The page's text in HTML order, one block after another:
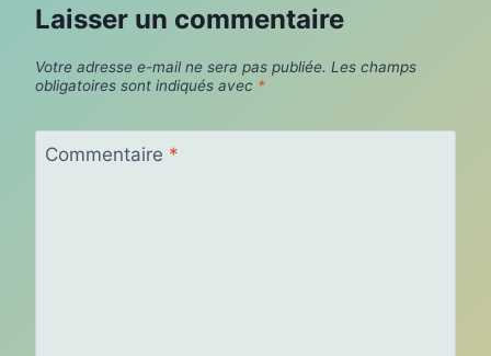
Laisser un commentaire
Votre adresse e-mail ne sera pas publiée. Les champs
obligatoires sont indiqués avec *
Commentaire *